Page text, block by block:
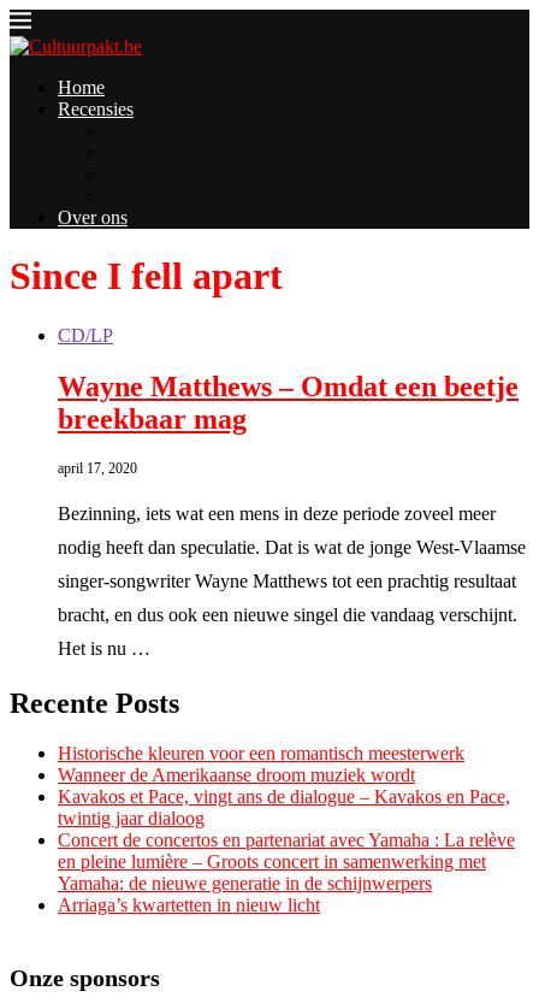
Home
Recensies
Over ons
Since I fell apart
CD/LP
Wayne Matthews – Omdat een beetje
breekbaar mag
april 17, 2020
Bezinning, iets wat een mens in deze periode zoveel meer
nodig heeft dan speculatie. Dat is wat de jonge West-Vlaamse
singer-songwriter Wayne Matthews tot een prachtig resultaat
bracht, en dus ook een nieuwe singel die vandaag verschijnt.
Het is nu …
Recente Posts
Historische kleuren voor een romantisch meesterwerk
Wanneer de Amerikaanse droom muziek wordt
Kavakos et Pace, vingt ans de dialogue – Kavakos en Pace,
twintig jaar dialoog
Concert de concertos en partenariat avec Yamaha : La relève
en pleine lumière – Groots concert in samenwerking met
Yamaha: de nieuwe generatie in de schijnwerpers
Arriaga’s kwartetten in nieuw licht
Onze sponsors